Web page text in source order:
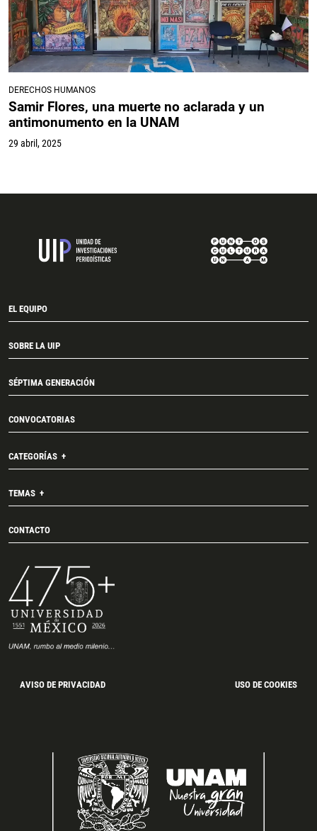
DERECHOS HUMANOS
Samir Flores, una muerte no aclarada y un
antimonumento en la UNAM
29 abril, 2025
EL EQUIPO
SOBRE LA UIP
SÉPTIMA GENERACIÓN
CONVOCATORIAS
CATEGORÍAS
TEMAS
CONTACTO
AVISO DE PRIVACIDAD USO DE COOKIES